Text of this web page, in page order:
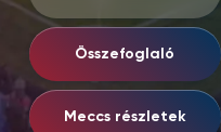
Összefoglaló
Meccs részletek